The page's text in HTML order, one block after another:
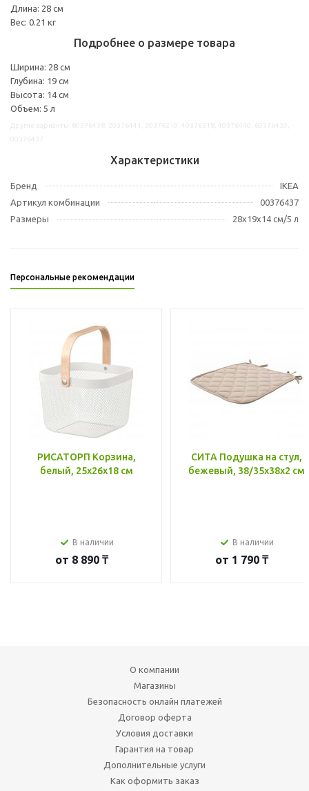
Длина: 28 см
Вес: 0.21 кг
Подробнее о размере товара
Ширина: 28 см
Глубина: 19 см
Высота: 14 см
Объем: 5 л
Характеристики
Бренд
IKEA
Артикул комбинации
00376437
Размеры
28x19x14 см/5 л
Персональные рекомендации
РИСАТОРП Корзина,
белый, 25x26x18 см
В наличии
от 8 890 ₸
СИТА Подушка на стул,
бежевый, 38/35x38x2 см
В наличии
от 1 790 ₸
О компании
Магазины
Безопасность онлайн платежей
Договор оферта
Условия доставки
Гарантия на товар
Дополнительные услуги
Как оформить заказ